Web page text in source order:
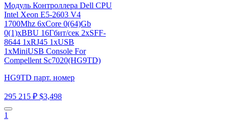
Модуль Контроллера Dell CPU
Intel Xeon E5-2603 V4
1700Mhz 6xCore 0(64)Gb
0(1)xBBU 16Гбит/сек 2xSFF-
8644 1xRJ45 1xUSB
1xMiniUSB Console For
Compellent Sc7020(HG9TD)
HG9TD парт. номер
295 215 ₽ $3,498
1